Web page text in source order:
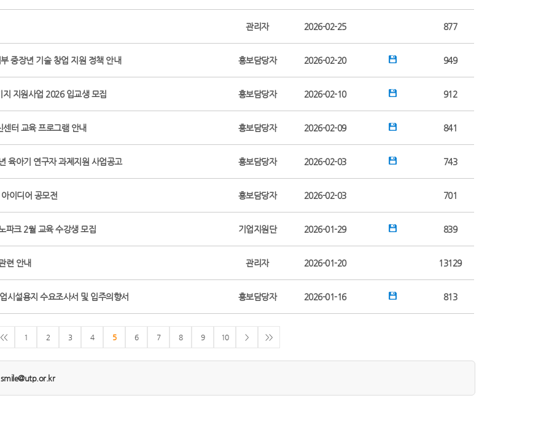
관리자 2026-02-25 877
중장년 기술 창업 지원 정책 안내 홍보담당자 2026-02-20 949
지원사업 2026 입교생 모집 홍보담당자 2026-02-10 912
터 교육 프로그램 안내 홍보담당자 2026-02-09 841
육아기 연구자 과제지원 사업공고 홍보담당자 2026-02-03 743
이디어 공모전 홍보담당자 2026-02-03 701
파크 2월 교육 수강생 모집 기업지원단 2026-01-29 839
련 안내 관리자 2026-01-20 13129
시설용지 수요조사서 및 입주의향서 홍보담당자 2026-01-16 813
<< 1 2 3 4 5 6 7 8 9 10 > >>
smile@utp.or.kr